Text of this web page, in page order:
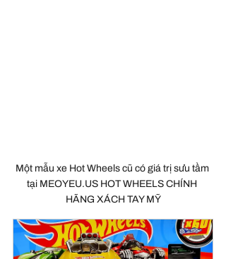
Một mẫu xe Hot Wheels cũ có giá trị sưu tầm
tại MEOYEU.US HOT WHEELS CHÍNH
HÃNG XÁCH TAY MỸ